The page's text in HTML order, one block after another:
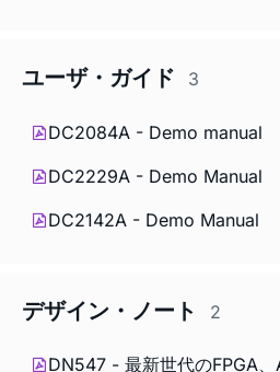
ユーザ・ガイド 3
DC2084A - Demo manual
DC2229A - Demo Manual
DC2142A - Demo Manual
デザイン・ノート 2
DN547 - 最新世代のFPGA